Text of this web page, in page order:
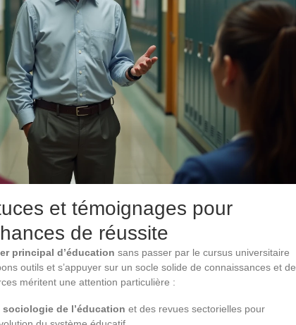
et témoignages pour
de réussite
principal d’éducation sans passer par le cursus universitaire
outils et s’appuyer sur un socle solide de connaissances et de
méritent une attention particulière :
sociologie de l’éducation et des revues sectorielles pour